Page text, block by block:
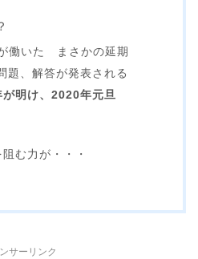
働いた まさかの延期
題、解答が発表される
明け、2020年元旦
む力が・・・
サーリンク